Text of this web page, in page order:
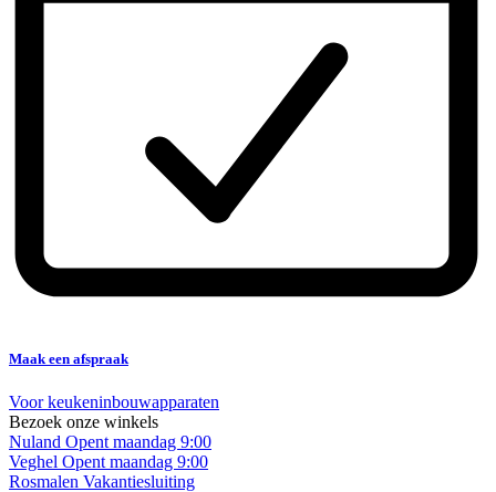
Maak een afspraak
Voor keukeninbouwapparaten
Bezoek onze winkels
Nuland Opent maandag 9:00
Veghel Opent maandag 9:00
Rosmalen Vakantiesluiting